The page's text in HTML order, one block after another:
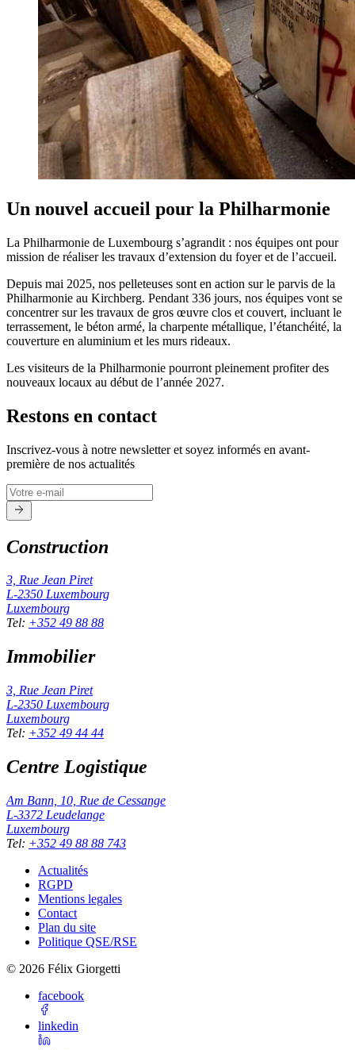
Un nouvel accueil pour la Philharmonie
La Philharmonie de Luxembourg s’agrandit : nos équipes ont pour
mission de réaliser les travaux d’extension du foyer et de l’accueil.
Depuis mai 2025, nos pelleteuses sont en action sur le parvis de la
Philharmonie au Kirchberg. Pendant 336 jours, nos équipes vont se
concentrer sur les travaux de gros œuvre clos et couvert, incluant le
terrassement, le béton armé, la charpente métallique, l’étanchéité, la
couverture en aluminium et les murs rideaux.
Les visiteurs de la Philharmonie pourront pleinement profiter des
nouveaux locaux au début de l’année 2027.
Restons en contact
Inscrivez-vous à notre newsletter et soyez informés en avant-
première de nos actualités
Construction
3, Rue Jean Piret
L-2350 Luxembourg
Luxembourg
Tel: +352 49 88 88
Immobilier
3, Rue Jean Piret
L-2350 Luxembourg
Luxembourg
Tel: +352 49 44 44
Centre Logistique
Am Bann, 10, Rue de Cessange
L-3372 Leudelange
Luxembourg
Tel: +352 49 88 88 743
Actualités
RGPD
Mentions legales
Contact
Plan du site
Politique QSE/RSE
© 2026 Félix Giorgetti
facebook
linkedin